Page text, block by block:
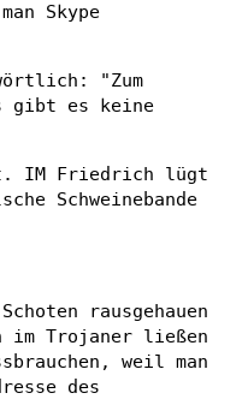
Skype
"Zum
gibt es keine
IM Friedrich lügt
Schweinebande
rausgehauen
im Trojaner ließen
weil man
des